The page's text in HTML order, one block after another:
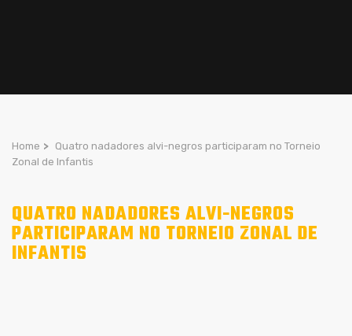
Home > Quatro nadadores alvi-negros participaram no Torneio
Zonal de Infantis
QUATRO NADADORES ALVI-NEGROS
PARTICIPARAM NO TORNEIO ZONAL DE
INFANTIS